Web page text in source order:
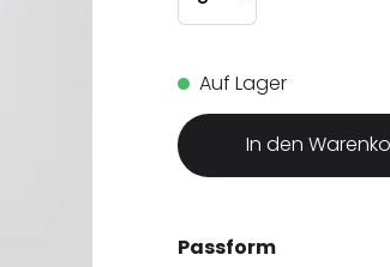
Auf Lager
In den
Passform